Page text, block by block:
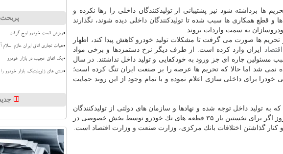
ها برداشته شود نیز پشتیبانی از تولیدكنندگان داخلی را رها نكرده و
و قطع همكاری ها سبب شده تا تولیدكنندگان داخلی دیده شوند، نگذارند
به سمت واردات بروند.
تحریم ها صورت می گرفت تا مشكلات تولید خودرو كاهش پیدا كند، اظهار
اقتصاد ایران وارد كرده است. از طرف دیگر نرخ دستمزدها و برخی مواد
مسئولین چاره ای جز ورود به خودكفایی و تولید داخل نداشتند. در سال
نمی شد اما حالا كه تحریم ها عرصه را بر صنعت ایران تنگ كرده است؛
برای داخلی سازی اعلام نموده و با تمام وجود از این روند حمایت
تولید داخل توجه شده و نهادها و سازمان های دولتی از تولیدكنندگان
حمایت كرده اند، شاهد شكوفایی و انجام كارهای ناممكن بوده ایم. امروز اگر برای نخستین بار ۳۵ قطعه های تك خودرو توسط بخش خصوصی در
گذاشتن اختلافات بانك مركزی، وزارت صنعت و وزارت اقتصاد است.
پربحث
ریزش قیمت خودرو اوج گرفت
هیات تجاری اتاق ایران عازم اسلام
بک اتفاق عجیب در بازار خودرو
تنش های ژئوپلیتیک، بازار خودرو